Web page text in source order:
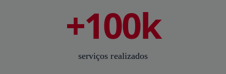
+100k
serviços realizados